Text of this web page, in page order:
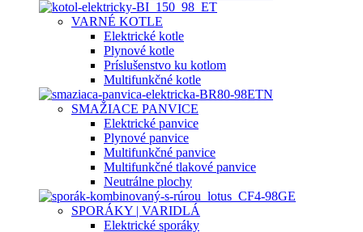
VARNÉ KOTLE
Elektrické kotle
Plynové kotle
Príslušenstvo ku kotlom
Multifunkčné kotle
SMAŽIACE PANVICE
Elektrické panvice
Plynové panvice
Multifunkčné panvice
Multifunkčné tlakové panvice
Neutrálne plochy
SPORÁKY | VARIDLÁ
Elektrické sporáky